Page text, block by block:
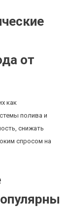
от
как
полива и
снижать
спросом на